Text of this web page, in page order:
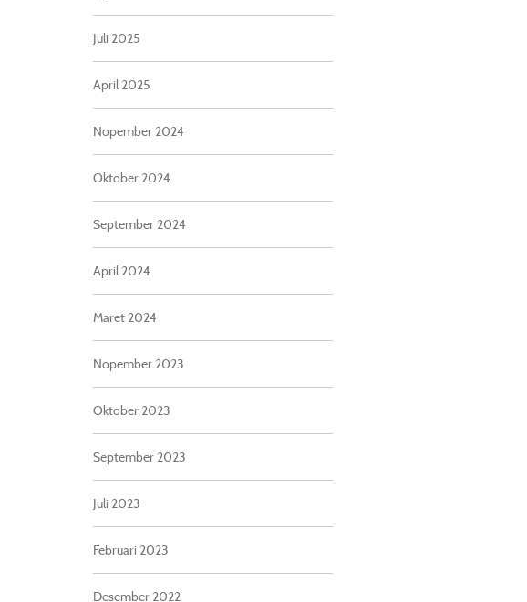
Juli 2025
April 2025
Nopember 2024
Oktober 2024
September 2024
April 2024
Maret 2024
Nopember 2023
Oktober 2023
September 2023
Juli 2023
Februari 2023
Desember 2022